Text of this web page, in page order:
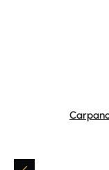
Durchschnittliche